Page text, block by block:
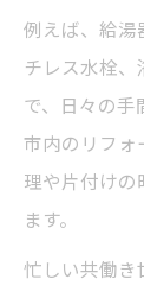
例えば、給湯
チレス水栓
で、日々の手
市内のリフォ
理や片付けの
ます。
忙しい共働き